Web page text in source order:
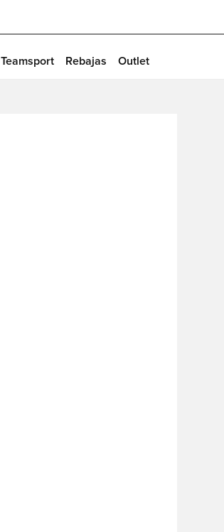
Teamsport Rebajas Outlet